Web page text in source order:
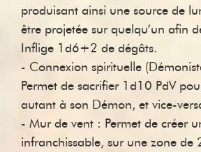
produisant ainsi une source de
être projetée sur quelqu’un afin
Inflige 1d6+2 de dégâts.
- Connexion spirituelle
Permet de sacrifier 1d10 PdV
autant à son Démon, et vice-
- Mur de vent : Permet de créer
infranchissable, sur une zone de